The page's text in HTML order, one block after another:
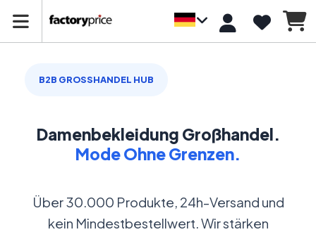
B2B GROSSHANDEL HUB
Damenbekleidung Großhandel.
Mode Ohne Grenzen.
Über 30.000 Produkte, 24h-Versand und
kein Mindestbestellwert. Wir stärken